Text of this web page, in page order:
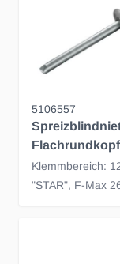
5106557
Flachrundkopf
Klemmbereich:
"STAR", F-Max